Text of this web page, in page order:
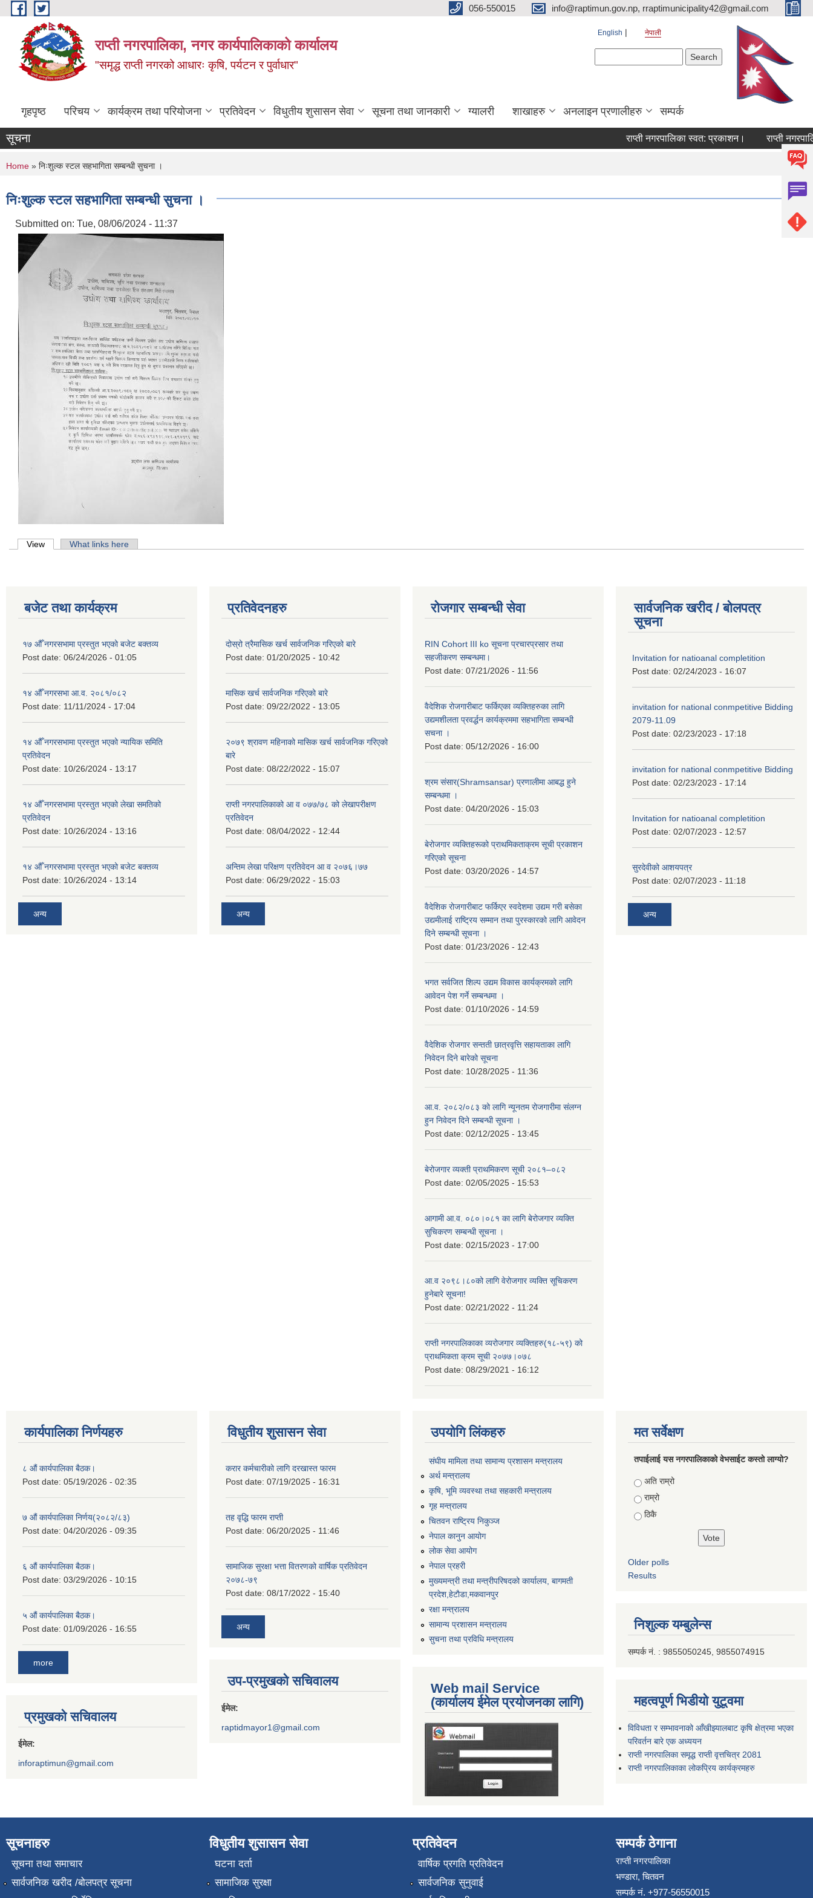
Skip to main content 056-550015 info@raptimun.gov.np, rraptimunicipality42@gmail.com
राप्ती नगरपालिका, नगर कार्यपालिकाको कार्यालय
"समृद्ध राप्ती नगरको आधारः कृषि, पर्यटन र पुर्वाधार"
English नेपाली
गृहपृष्ठ परिचय कार्यक्रम तथा परियोजना प्रतिवेदन विधुतीय शुसासन सेवा सूचना तथा जानकारी ग्यालरी शाखाहरु अनलाइन प्रणालीहरु सम्पर्क
सूचना राप्ती नगरपालिका स्वत: प्रकाशन। राप्ती
You are here
Home » निःशुल्क स्टल सहभागिता सम्बन्धी सुचना ।
निःशुल्क स्टल सहभागिता सम्बन्धी सुचना ।
Submitted on: Tue, 08/06/2024 - 11:37
Primary tabs
View (active tab)What links here
बजेट तथा कार्यक्रम
१७ औँ नगरसभामा प्रस्तुत भएको बजेट बक्तव्य
Post date: 06/24/2026 - 01:05
१४ औँ नगरसभा आ.व. २०८१/०८२
Post date: 11/11/2024 - 17:04
१४ औँ नगरसभामा प्रस्तुत भएको न्यायिक समिति
प्रतिवेदन
Post date: 10/26/2024 - 13:17
१४ औँ नगरसभामा प्रस्तुत भएको लेखा समतिको
प्रतिवेदन
Post date: 10/26/2024 - 13:16
१४ औँ नगरसभामा प्रस्तुत भएको बजेट बक्तव्य
Post date: 10/26/2024 - 13:14
अन्य
प्रतिवेदनहरु
दोस्रो त्रैमासिक खर्च सार्वजनिक गरिएको बारे
Post date: 01/20/2025 - 10:42
मासिक खर्च सार्वजनिक गरिएको बारे
Post date: 09/22/2022 - 13:05
२०७९ श्रावण महिनाको मासिक खर्च सार्वजनिक गरिएको
बारे
Post date: 08/22/2022 - 15:07
राप्ती नगरपालिकाको आ व ०७७/७८ को लेखापरीक्षण
प्रतिवेदन
Post date: 08/04/2022 - 12:44
अन्तिम लेखा परिक्षण प्रतिवेदन आ व २०७६।७७
Post date: 06/29/2022 - 15:03
अन्य
रोजगार सम्बन्धी सेवा
RIN Cohort III ko सूचना प्रचारप्रसार तथा
सहजीकरण सम्बन्धमा।
Post date: 07/21/2026 - 11:56
वैदेशिक रोजगारीबाट फर्किएका व्यक्तिहरुका लागि
उद्यमशीलता प्रवर्द्धन कार्यक्रममा सहभागिता सम्बन्धी
सचना ।
Post date: 05/12/2026 - 16:00
श्रम संसार(Shramsansar) प्रणालीमा आबद्ध हुने
सम्बन्धमा ।
Post date: 04/20/2026 - 15:03
बेरोजगार व्यक्तिहरूको प्राथमिकताक्रम सूची प्रकाशन
गरिएको सूचना
Post date: 03/20/2026 - 14:57
वैदेशिक रोजगारीबाट फर्किएर स्वदेशमा उद्यम गरी बसेका
उद्यमीलाई राष्ट्रिय सम्मान तथा पुरस्कारको लागि आवेदन
दिने सम्बन्धी सूचना ।
Post date: 01/23/2026 - 12:43
भगत सर्वजित शिल्प उद्यम विकास कार्यक्रमको लागि
आवेदन पेश गर्ने सम्बन्धमा ।
Post date: 01/10/2026 - 14:59
वैदेशिक रोजगार सन्तती छात्रवृत्ति सहायताका लागि
निवेदन दिने बारेको सूचना
Post date: 10/28/2025 - 11:36
आ.व. २०८२/०८३ को लागि न्यूनतम रोजगारीमा संलग्न
हुन निवेदन दिने सम्बन्धी सूचना ।
Post date: 02/12/2025 - 13:45
बेरोजगार व्यक्ती प्राथमिकरण सूची २०८१–०८२
Post date: 02/05/2025 - 15:53
आगामी आ.व. ०८०।०८१ का लागि बेरोजगार व्यक्ति
सुचिकरण सम्बन्धी सूचना ।
Post date: 02/15/2023 - 17:00
आ.व २०९८।८०को लागि वेरोजगार व्यक्ति सूचिकरण
हुनेबारे सूचना!
Post date: 02/21/2022 - 11:24
राप्ती नगरपालिकाका व्यरोजगार व्यक्तिहरु(१८-५९) को
प्राथमिकता क्रम सूची २०७७।०७८
Post date: 08/29/2021 - 16:12
सार्वजनिक खरीद / बोलपत्र
सूचना
Invitation for natioanal completition
Post date: 02/24/2023 - 16:07
invitation for national conmpetitive Bidding
2079-11.09
Post date: 02/23/2023 - 17:18
invitation for national conmpetitive Bidding
Post date: 02/23/2023 - 17:14
Invitation for natioanal completition
Post date: 02/07/2023 - 12:57
सुरदेवीको आशयपत्र
Post date: 02/07/2023 - 11:18
अन्य
कार्यपालिका निर्णयहरु
८ औं कार्यपालिका बैठक।
Post date: 05/19/2026 - 02:35
७ औं कार्यपालिका निर्णय(२०८२/८३)
Post date: 04/20/2026 - 09:35
६ औं कार्यपालिका बैठक।
Post date: 03/29/2026 - 10:15
५ औं कार्यपालिका बैठक।
Post date: 01/09/2026 - 16:55
more
प्रमुखको सचिवालय
ईमेल:
inforaptimun@gmail.com
विधुतीय शुसासन सेवा
करार कर्मचारीको लागि दरखास्त फारम
Post date: 07/19/2025 - 16:31
तह वृद्धि फारम राप्ती
Post date: 06/20/2025 - 11:46
सामाजिक सुरक्षा भत्ता वितरणको वार्षिक प्रतिवेदन
२०७८-७९
Post date: 08/17/2022 - 15:40
अन्य
उप-प्रमुखको सचिवालय
ईमेल:
raptidmayor1@gmail.com
उपयोगि लिंकहरु
संघीय मामिला तथा सामान्य प्रशासन मन्त्रालय
अर्थ मन्त्रालय
कृषि, भूमि व्यवस्था तथा सहकारी मन्त्रालय
गृह मन्त्रालय
चितवन राष्ट्रिय निकुञ्ज
नेपाल कानुन आयोग
लोक सेवा आयोग
नेपाल प्रहरी
मुख्यमन्त्री तथा मन्त्रीपरिषदको कार्यालय, बागमती
प्रदेश,हेटाैडा,मकवानपुर
रक्षा मन्त्रालय
सामान्य प्रशासन मन्त्रालय
सुचना तथा प्रविधि मन्त्रालय
Web mail Service
(कार्यालय ईमेल प्रयोजनका लागि)
मत सर्वेक्षण
तपाईलाई यस नगरपालिकाको वेभसाईट कस्तो लाग्यो?
Choices
अति राम्रो
राम्रो
ठिकै
Older polls
Results
निशुल्क यम्बुलेन्स
सम्पर्क नं. : 9855050245, 9855074915
महत्वपूर्ण भिडीयो युटूवमा
विविधता र सम्भावनाको आँखीझ्यालबाट कृषि क्षेत्रमा भएका
परिवर्तन बारे एक अध्ययन
राप्ती नगरपालिका समृद्ध राप्ती वृत्तचित्र 2081
राप्ती नगरपालिकाका लोकप्रिय कार्यक्रमहरु
सूचनाहरु
सूचना तथा समाचार
सार्वजनिक खरीद /बोलपत्र सूचना
विधुतीय शुसासन सेवा
घटना दर्ता
सामाजिक सुरक्षा
प्रतिवेदन
वार्षिक प्रगति प्रतिवेदन
सार्वजनिक सुनुवाई
सम्पर्क ठेगाना
राप्ती नगरपालिका
भण्डारा, चितवन
सम्पर्क नं. +977-56550015